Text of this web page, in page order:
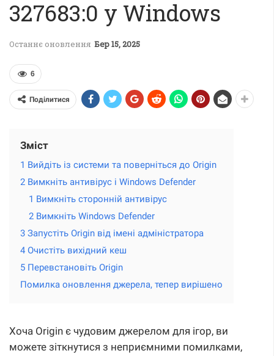
327683:0 у Windows
Останнє оновлення Бер 15, 2025
6
Поділитися
Зміст
1 Вийдіть із системи та поверніться до Origin
2 Вимкніть антивірус і Windows Defender
1 Вимкніть сторонній антивірус
2 Вимкніть Windows Defender
3 Запустіть Origin від імені адміністратора
4 Очистіть вихідний кеш
5 Перевстановіть Origin
Помилка оновлення джерела, тепер вирішено
Хоча Origin є чудовим джерелом для ігор, ви
можете зіткнутися з неприємними помилками,